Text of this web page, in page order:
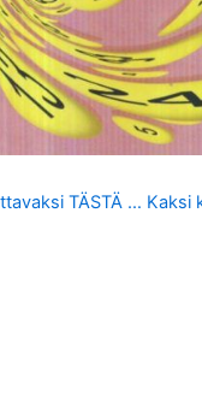
TÄSTÄ … Kaksi